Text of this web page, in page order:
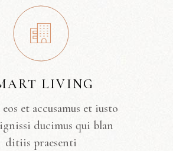
LIVING
et accusamus et iusto
ducimus qui blan
ditiis praesenti